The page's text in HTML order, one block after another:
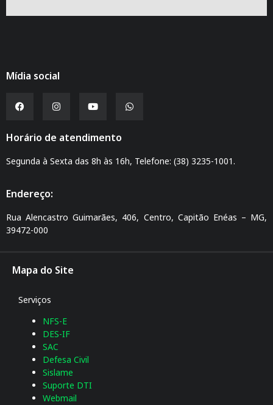
Mídia social
Horário de atendimento
Segunda à Sexta das 8h às 16h, Telefone: (38) 3235-1001.
Endereço:
Rua Alencastro Guimarães, 406, Centro, Capitão Enéas – MG,
39472-000
Mapa do Site
Serviços
NFS-E
DES-IF
SAC
Defesa Civil
Sislame
Suporte DTI
Webmail